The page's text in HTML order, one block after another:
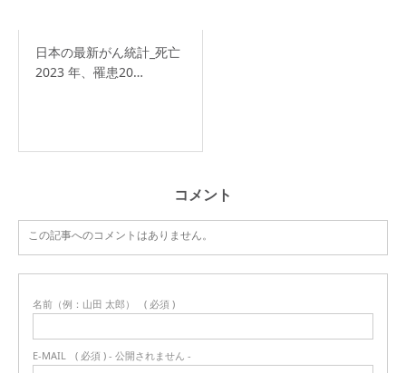
日本の最新がん統計_死亡
2023 年、罹患20…
コメント
この記事へのコメントはありません。
名前（例：山田 太郎） ( 必須 )
E-MAIL ( 必須 ) - 公開されません -